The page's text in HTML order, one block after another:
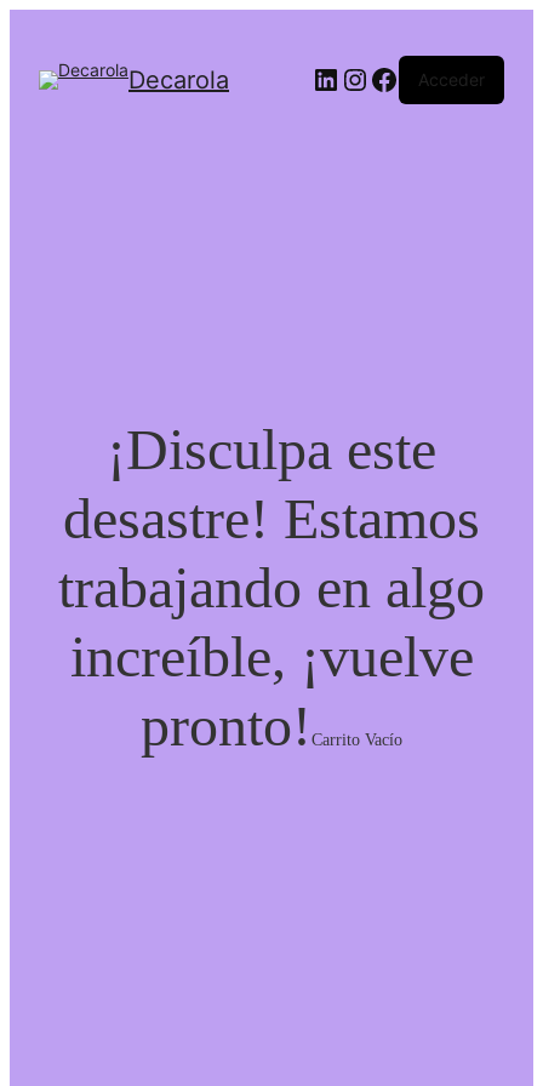
Decarola Acceder
¡Disculpa este
desastre! Estamos
trabajando en algo
increíble, ¡vuelve
pronto!